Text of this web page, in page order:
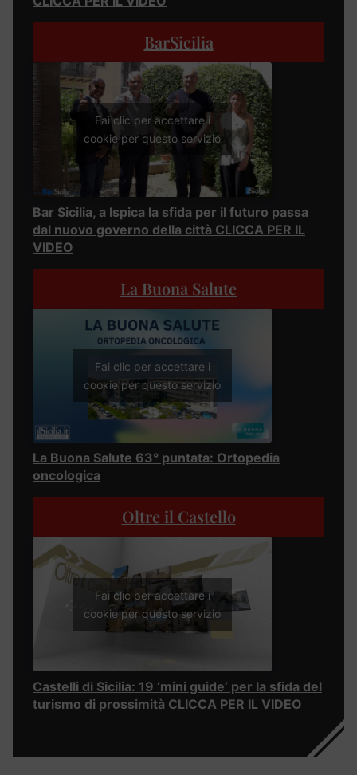
BarSicilia
Fai clic per accettare i
cookie per questo servizio
Bar Sicilia, a Ispica la sfida per il futuro passa
dal nuovo governo della città CLICCA PER IL
VIDEO
La Buona Salute
Fai clic per accettare i
cookie per questo servizio
La Buona Salute 63° puntata: Ortopedia
oncologica
Oltre il Castello
Fai clic per accettare i
cookie per questo servizio
Castelli di Sicilia: 19 ‘mini guide’ per la sfida del
turismo di prossimità CLICCA PER IL VIDEO